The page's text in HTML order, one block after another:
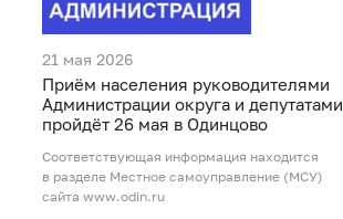
21 мая 2026
Приём населения руководителями
Администрации округа и депутатами
пройдёт 26 мая в Одинцово
Соответствующая информация находится
в разделе Местное самоуправление (МСУ)
сайта www.odin.ru